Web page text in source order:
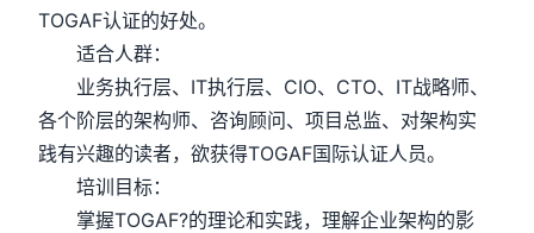
TOGAF认证的好处。
适合人群：
业务执行层、IT执行层、CIO、CTO、IT战略师、
各个阶层的架构师、咨询顾问、项目总监、对架构实
践有兴趣的读者，欲获得TOGAF国际认证人员。
培训目标：
掌握TOGAF?的理论和实践，理解企业架构的影